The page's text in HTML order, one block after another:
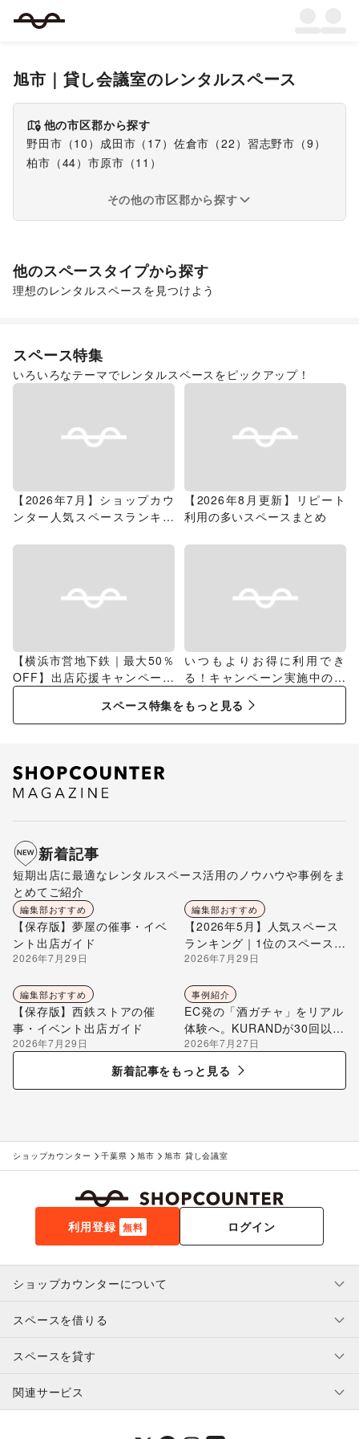
旭市 ｜ 貸し会議室のレンタルスペース
他の市区郡から探す
野田市 （10 ） 成田市 （ 17） 佐倉市 （22 ） 習志野市 （9 ）
柏市 （44）市原市 （11 ）
その他の市区郡から探す
他のスペースタイプから探す
理想のレンタルスペースを見つけよう
スペース特集
いろいろなテーマでレンタルスペースをピックアップ！
【2026年7月】ショップカウ
ンター人気スペースランキン
【2026年8月更新】リピート
利用の多いスペースまとめ
【横浜市営地下鉄｜最大50％
OFF】出店応援キャンペーン
特集
いつもよりお得に利用でき
る！キャンペーン実施中のス
スペース特集をもっと見る
新着記事
短期出店に最適なレンタルスペース活用のノウハウや事例をま
とめてご紹介
編集部おすすめ
【保存版】夢屋の催事・イベ
ント出店ガイド
2026年7月29日
編集部おすすめ
【2026年5月】人気スペース
ランキング｜1位のスペースを
編集部が解説
2026年7月29日
編集部おすすめ
【保存版】西鉄ストアの催
事・イベント出店ガイド
2026年7月29日
事例紹介
EC発の「酒ガチャ」をリアル
体験へ。KURANDが30回以上
のポップアップ出店で届け
る“新しいお酒との出会い”
2026年7月27日
新着記事をもっと見る
ショップカウンター 千葉県 旭市 旭市 貸し会議室
利用登録 無料 ログイン
ショップカウンターについて
利用規約・ガイドライン
特定商取引法に基づく表示
補償プログラム
スペースを借りる
スペースを借りたい人へ
ユーザー利用規約
提携パートナー
スペースを貸す
スペースを貸したい方へ
オーナー利用規約
関連サービス